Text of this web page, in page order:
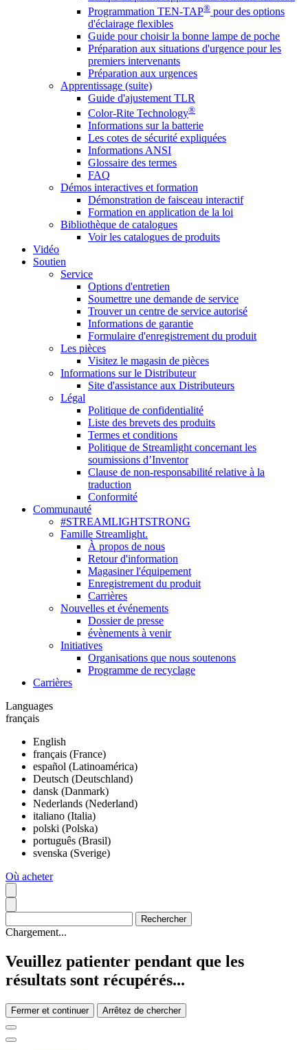
Programmation TEN-TAP® pour des options
d'éclairage flexibles
Guide pour choisir la bonne lampe de poche
Préparation aux situations d'urgence pour les
premiers intervenants
Préparation aux urgences
Apprentissage (suite)
Guide d'ajustement TLR
Color-Rite Technology®
Informations sur la batterie
Les cotes de sécurité expliquées
Informations ANSI
Glossaire des termes
FAQ
Démos interactives et formation
Démonstration de faisceau interactif
Formation en application de la loi
Bibliothèque de catalogues
Voir les catalogues de produits
Vidéo
Soutien
Service
Options d'entretien
Soumettre une demande de service
Trouver un centre de service autorisé
Informations de garantie
Formulaire d'enregistrement du produit
Les pièces
Visitez le magasin de pièces
Informations sur le Distributeur
Site d'assistance aux Distributeurs
Légal
Politique de confidentialité
Liste des brevets des produits
Termes et conditions
Politique de Streamlight concernant les
soumissions d’Inventor
Clause de non-responsabilité relative à la
traduction
Conformité
Communauté
#STREAMLIGHTSTRONG
Famille Streamlight.
À propos de nous
Retour d'information
Magasiner l'équipement
Enregistrement du produit
Carrières
Nouvelles et événements
Dossier de presse
évènements à venir
Initiatives
Organisations que nous soutenons
Programme de recyclage
Carrières
Languages
français
English
français (France)
español (Latinoamérica)
Deutsch (Deutschland)
dansk (Danmark)
Nederlands (Nederland)
italiano (Italia)
polski (Polska)
português (Brasil)
svenska (Sverige)
Où acheter
Chargement...
Veuillez patienter pendant que les
résultats sont récupérés...
Fermer et continuer Arrêtez de chercher